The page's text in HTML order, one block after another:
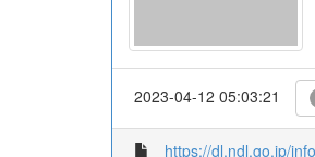
2023-04-12 05:03:21
https://dl.ndl.go.jp/